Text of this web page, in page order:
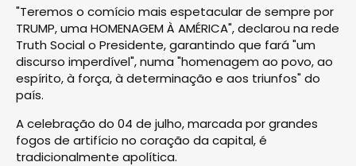
"Teremos o comício mais espetacular de sempre por
TRUMP, uma HOMENAGEM À AMÉRICA", declarou na rede
Truth Social o Presidente, garantindo que fará "um
discurso imperdível", numa "homenagem ao povo, ao
espírito, à força, à determinação e aos triunfos" do
país.
A celebração do 04 de julho, marcada por grandes
fogos de artifício no coração da capital, é
tradicionalmente apolítica.